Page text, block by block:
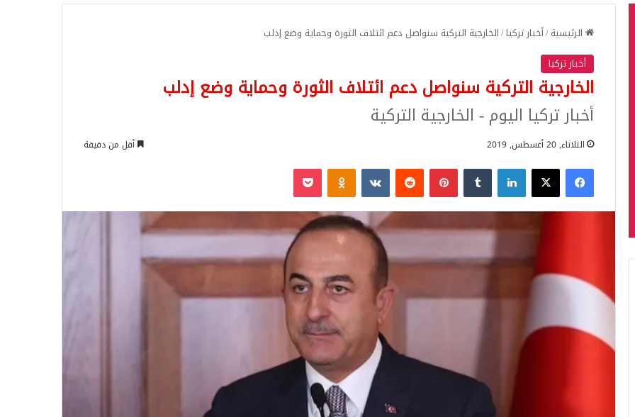
الرئيسية/أخبار تركيا/الخارجية التركية سنواصل دعم ائتلاف الثورة وحماية وضع إدلب
أخبار تركيا
الخارجية التركية سنواصل دعم ائتلاف الثورة وحماية وضع إدلب
أخبار تركيا اليوم - الخارجية التركية
الثلاثاء, 20 أغسطس, 2019 أقل من دقيقة
فيسبوك‫X لينكدإن بينتيريست Odnoklassniki
‫Pocket